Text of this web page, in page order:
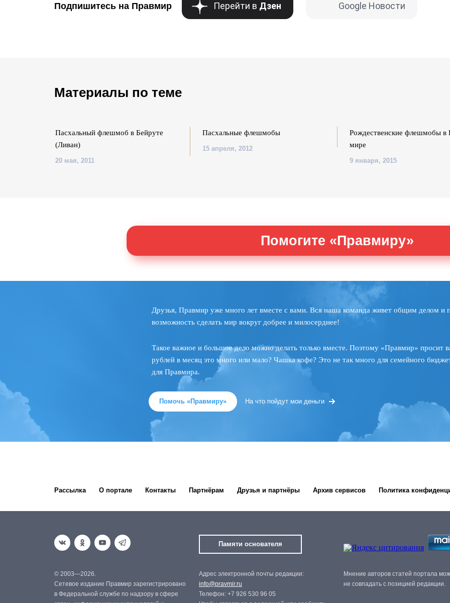
Подпишитесь на Правмир Перейти в Дзен Google Новости
Материалы по теме
Пасхальный флешмоб в Бейруте
(Ливан)
20 мая, 2011
Пасхальные флешмобы
15 апреля, 2012
Рождественские флешмобы в
мире
9 января, 2015
Помогите «Правмиру»
Друзья, Правмир уже много лет вместе с вами. Вся наша команда живет общим делом и
возможность сделать мир вокруг добрее и милосерднее!
Такое важное и большое дело можно делать только вместе. Поэтому «Правмир» просит
рублей в месяц это много или мало? Чашка кофе? Это не так много для семейного
для Правмира.
Помочь «Правмиру» На что пойдут мои деньги
Рассылка О портале Контакты Партнёрам Друзья и партнёры Архив сервисов Политика
Памяти основателя
© 2003—2026.
Сетевое издание Правмир зарегистрировано
в Федеральной службе по надзору в сфере
Адрес электронной почты редакции:
info@pravmir.ru
Телефон: +7 926 530 96 05
Мнение авторов статей портала
не совпадать с позицией редакции.